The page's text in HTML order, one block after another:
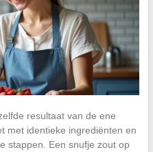
resultaat van de ene
met identieke ingrediënten en
stappen. Een snufje zout op